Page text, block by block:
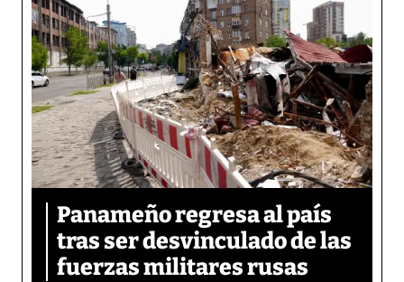
Panameño regresa al país
tras ser desvinculado de las
fuerzas militares rusas